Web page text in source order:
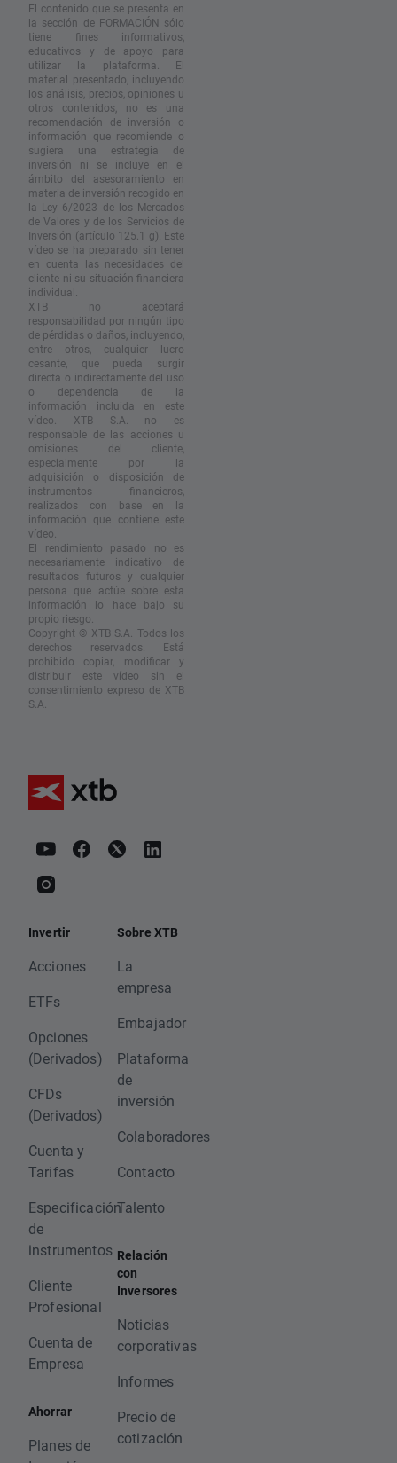
El contenido que se presenta en
la sección de FORMACIÓN sólo
tiene fines informativos,
educativos y de apoyo para
utilizar la plataforma. El
material presentado, incluyendo
los análisis, precios, opiniones u
otros contenidos, no es una
recomendación de inversión o
información que recomiende o
sugiera una estrategia de
inversión ni se incluye en el
ámbito del asesoramiento en
materia de inversión recogido en
la Ley 6/2023 de los Mercados
de Valores y de los Servicios de
Inversión (artículo 125.1 g). Este
vídeo se ha preparado sin tener
en cuenta las necesidades del
cliente ni su situación financiera
individual.
XTB no aceptará
responsabilidad por ningún tipo
de pérdidas o daños, incluyendo,
entre otros, cualquier lucro
cesante, que pueda surgir
directa o indirectamente del uso
o dependencia de la
información incluida en este
vídeo. XTB S.A. no es
responsable de las acciones u
omisiones del cliente,
especialmente por la
adquisición o disposición de
instrumentos financieros,
realizados con base en la
información que contiene este
vídeo.
El rendimiento pasado no es
necesariamente indicativo de
resultados futuros y cualquier
persona que actúe sobre esta
información lo hace bajo su
propio riesgo.
Copyright © XTB S.A. Todos los
derechos reservados. Está
prohibido copiar, modificar y
distribuir este vídeo sin el
consentimiento expreso de XTB
S.A.
Invertir
Acciones
ETFs
Opciones
(Derivados)
CFDs
(Derivados)
Cuenta y
Tarifas
Especificación
de
instrumentos
Cliente
Profesional
Cuenta de
Empresa
Ahorrar
Planes de
Sobre XTB
La
empresa
Embajador
Plataforma
de
inversión
Colaboradores
Contacto
Talento
Relación
con
Inversores
Noticias
corporativas
Informes
Precio de
cotización